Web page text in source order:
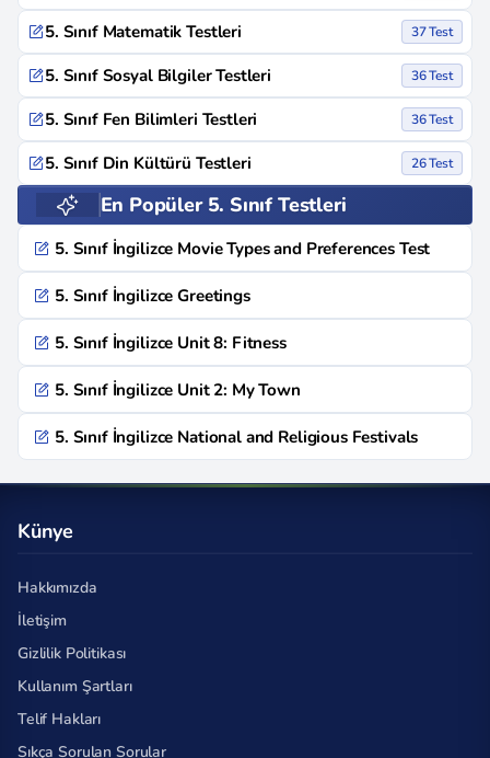
5. Sınıf Matematik Testleri 37 Test
5. Sınıf Sosyal Bilgiler Testleri 36 Test
5. Sınıf Fen Bilimleri Testleri 36 Test
5. Sınıf Din Kültürü Testleri 26 Test
En Popüler 5. Sınıf Testleri
5. Sınıf İngilizce Movie Types and Preferences Test
5. Sınıf İngilizce Greetings
5. Sınıf İngilizce Unit 8: Fitness
5. Sınıf İngilizce Unit 2: My Town
5. Sınıf İngilizce National and Religious Festivals
Künye
Hakkımızda
İletişim
Gizlilik Politikası
Kullanım Şartları
Telif Hakları
Sıkça Sorulan Sorular